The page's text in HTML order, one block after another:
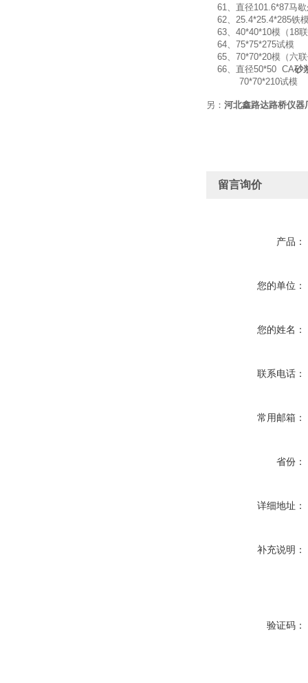
61、直径101.6*87马歇
62、
63、40*40*10模（
64、
65、70*70*20模（
66、直径50*50 CA砂
70*70*210试模
另： 河北鑫路达路桥仪器
留言询价
产品：
您的单位：
您的姓名：
联系电话：
常用邮箱：
省份：
详细地址：
补充说明：
验证码：